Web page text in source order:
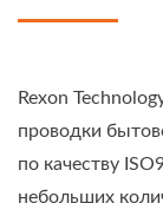
Rexon
проводки
по качеству
небольших